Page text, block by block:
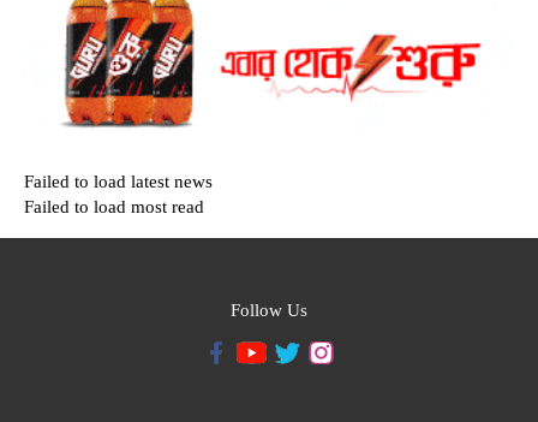
Failed to load latest news
Failed to load most read
Follow Us